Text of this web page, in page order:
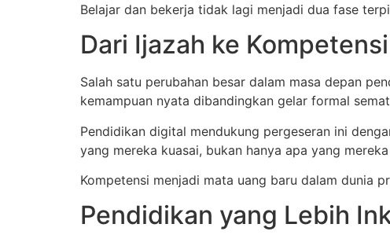
Belajar dan bekerja tidak lagi menjadi dua fase
Dari Ijazah ke
Salah satu perubahan besar dalam masa depan
kemampuan nyata dibandingkan gelar formal
Pendidikan digital mendukung pergeseran ini
yang mereka kuasai, bukan hanya apa yang
Kompetensi menjadi mata uang baru dalam dunia
Pendidikan yang Lebih